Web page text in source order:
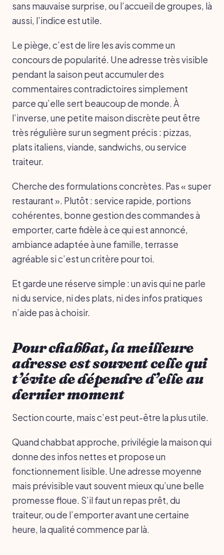
sans mauvaise surprise, ou l’accueil de groupes, là
aussi, l’indice est utile.
Le piège, c’est de lire les avis comme un
concours de popularité. Une adresse très visible
pendant la saison peut accumuler des
commentaires contradictoires simplement
parce qu’elle sert beaucoup de monde. À
l’inverse, une petite maison discrète peut être
très régulière sur un segment précis : pizzas,
plats italiens, viande, sandwichs, ou service
traiteur.
Cherche des formulations concrètes. Pas « super
restaurant ». Plutôt : service rapide, portions
cohérentes, bonne gestion des commandes à
emporter, carte fidèle à ce qui est annoncé,
ambiance adaptée à une famille, terrasse
agréable si c’est un critère pour toi.
Et garde une réserve simple : un avis qui ne parle
ni du service, ni des plats, ni des infos pratiques
n’aide pas à choisir.
Pour chabbat, la meilleure
adresse est souvent celle qui
t’évite de dépendre d’elle au
dernier moment
Section courte, mais c’est peut-être la plus utile.
Quand chabbat approche, privilégie la maison qui
donne des infos nettes et propose un
fonctionnement lisible. Une adresse moyenne
mais prévisible vaut souvent mieux qu’une belle
promesse floue. S’il faut un repas prêt, du
traiteur, ou de l’emporter avant une certaine
heure, la qualité commence par là.